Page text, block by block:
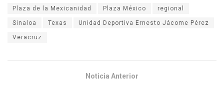
Plaza de la Mexicanidad Plaza México regional
Sinaloa Texas Unidad Deportiva Ernesto Jácome Pérez
Veracruz
Noticia Anterior